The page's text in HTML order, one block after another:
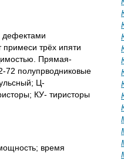
дефектами
примеси трёх ипяти
Прямая-
72 полупрводниковые
Ц-
КУ- тиристоры
время